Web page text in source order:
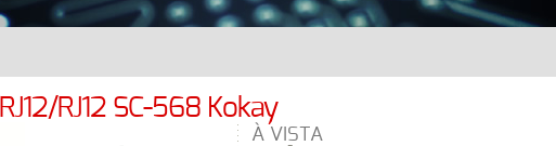
RJ12 SC-568 Kokay
À VISTA